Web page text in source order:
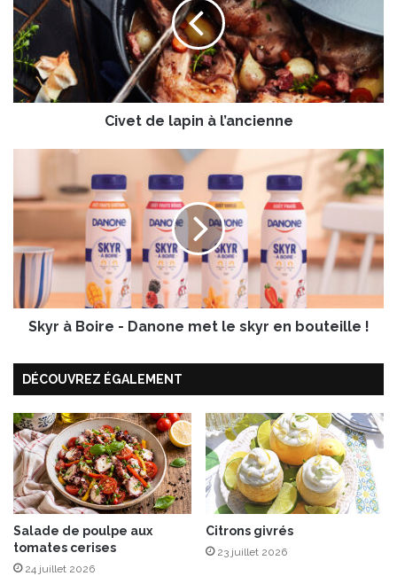
e
d
e
l
a
l
’
n
e
e
Civet de lapin à l’ancienne
y
r
B
r
D
o
n
e
m
e
t
l
e
s
Skyr à Boire - Danone met le skyr en bouteille !
DÉCOUVREZ ÉGALEMENT
Salade de poulpe aux
tomates cerises
24 juillet 2026
Citrons givrés
23 juillet 2026